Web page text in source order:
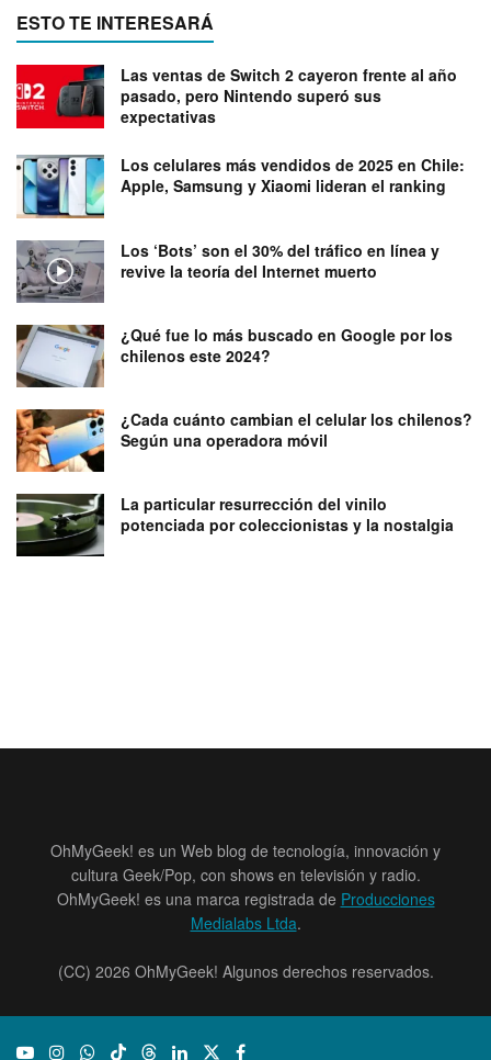
ESTO TE INTERESARÁ
Las ventas de Switch 2 cayeron frente al año
pasado, pero Nintendo superó sus
expectativas
Los celulares más vendidos de 2025 en Chile:
Apple, Samsung y Xiaomi lideran el ranking
Los ‘Bots’ son el 30% del tráfico en línea y
revive la teoría del Internet muerto
¿Qué fue lo más buscado en Google por los
chilenos este 2024?
¿Cada cuánto cambian el celular los chilenos?
Según una operadora móvil
La particular resurrección del vinilo
potenciada por coleccionistas y la nostalgia
OhMyGeek! es un Web blog de tecnología, innovación y
cultura Geek/Pop, con shows en televisión y radio.
OhMyGeek! es una marca registrada de Producciones
Medialabs Ltda.
(CC) 2026 OhMyGeek! Algunos derechos reservados.